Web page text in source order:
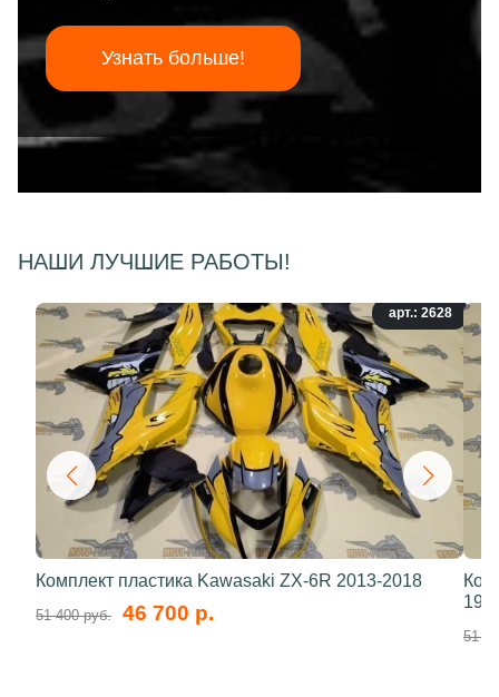
Узнать больше!
НАШИ ЛУЧШИЕ РАБОТЫ!
арт.: 2628
Комплект пластика Kawasaki ZX-6R 2013-2018
51 400 руб. 46 700 р.
51